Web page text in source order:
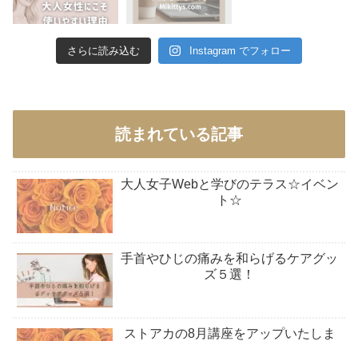
さらに読み込む Instagram でフォロー
読まれている記事
大人女子Webと学びのテラス☆イベン
ト☆
手首やひじの痛みを和らげるケアグッ
ズ５選！
ストアカの8月講座をアップいたしま